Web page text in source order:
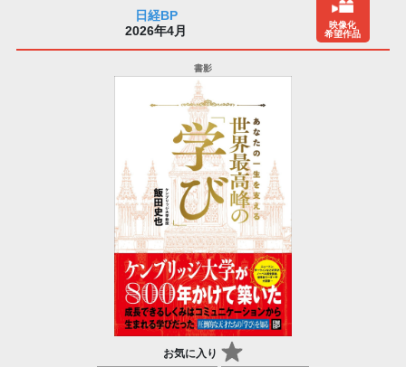
日経BP
2026年4月
映像化
希望作品
お気に入り